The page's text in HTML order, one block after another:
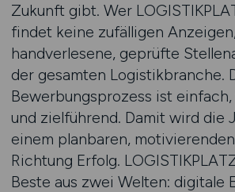
Zukunft gibt. Wer
findet keine zufälligen
handverlesene, geprüfte
der gesamten Logistikbranche.
Bewerbungsprozess ist
und zielführend. Damit wird die
einem planbaren,
Richtung Erfolg.
Beste aus zwei Welten: digitale